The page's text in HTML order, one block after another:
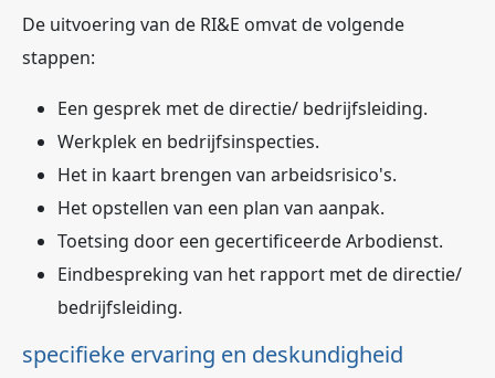
De uitvoering van de RI&E omvat de volgende
stappen:
Een gesprek met de directie/ bedrijfsleiding.
Werkplek en bedrijfsinspecties.
Het in kaart brengen van arbeidsrisico's.
Het opstellen van een plan van aanpak.
Toetsing door een gecertificeerde Arbodienst.
Eindbespreking van het rapport met de directie/
bedrijfsleiding.
specifieke ervaring en deskundigheid